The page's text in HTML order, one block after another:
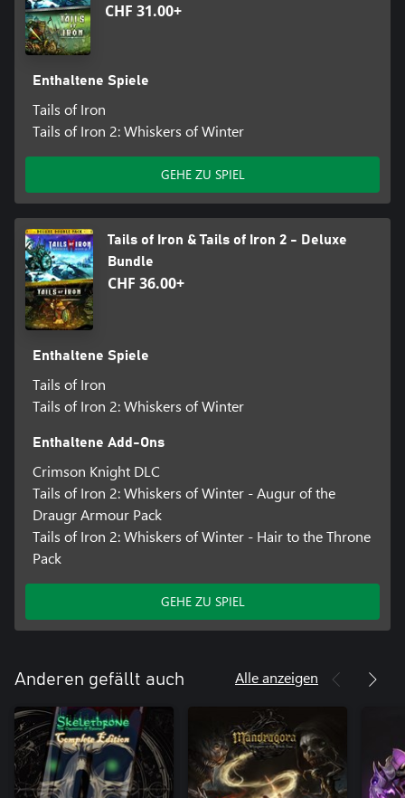
CHF 31.00+
Enthaltene Spiele
Tails of Iron
Tails of Iron 2: Whiskers of Winter
GEHE ZU SPIEL
Tails of Iron & Tails of Iron 2 - Deluxe
Bundle
CHF 36.00+
Enthaltene Spiele
Tails of Iron
Tails of Iron 2: Whiskers of Winter
Enthaltene Add-Ons
Crimson Knight DLC
Tails of Iron 2: Whiskers of Winter - Augur of the
Draugr Armour Pack
Tails of Iron 2: Whiskers of Winter - Hair to the Throne
Pack
GEHE ZU SPIEL
Anderen gefällt auch Alle anzeigen